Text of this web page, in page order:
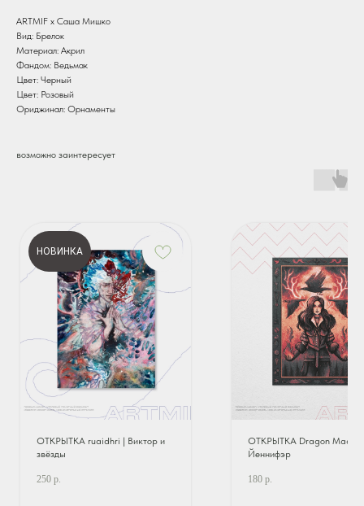
ARTMIF х Саша Мишко
Вид: Брелок
Материал: Акрил
Фандом: Ведьмак
Цвет: Черный
Цвет: Розовый
Ориджинал: Орнаменты
возможно заинтересует
НОВИНКА
ОТКРЫТКА ruaidhri | Виктор и
звёзды
250 р.
ОТКРЫТКА Dragon
Йеннифэр
180 р.